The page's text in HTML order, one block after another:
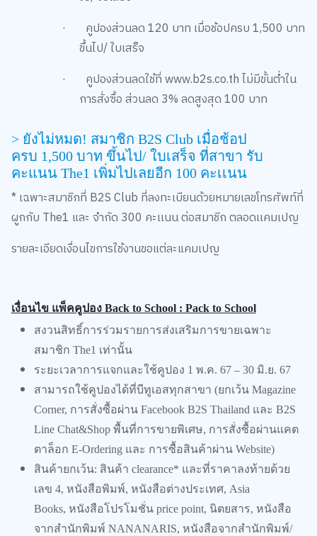
·
คูปองส่วนลด120 บาท เมื่อช้อปครบ1,500 บาท
ขึ้นไป/ ใบเสร็จ
·
คูปองส่วนลดใช้ที่www.b2s.co.thไม่มีขั้นต่ำใน
การสั่งซื้อ ส่วนลด 3%ลดสูงสุด100 บาท
> ยังไม่หมด! สมาชิก B2S Club เมื่อช้อป
ครบ 1,500บาท ขึ้นไป/ ใบเสร็จ ที่สาขา รับ
คะแนน The1 เพิ่มไปเลยอีก 100คะเเนน
*เฉพาะสมาชิกที่ B2S Club ที่ลงทะเบียนด้วยหมายเลขโทรศัพท์ที่
ผูกกับ The1 และ จำกัด 300 คะเเนน ต่อสมาชิก ตลอดเเคมเปญ
รายละเอียดเงื่อนไขการใช้งานขอแต่ละแคมเปญ
เงื่อนไข แพ็คคูปอง Back to School : Pack to School
สงวนสิทธิ์การร่วมรายการส่งเสริมการขายเฉพาะ
สมาชิก The1 เท่านั้น
ระยะเวลาการแจกและใช้คูปอง 1 พ.ค. 67 – 30มิ.ย. 67
สามารถใช้คูปองได้ที่บีทูเอสทุกสาขา (ยกเว้น Magazine
Corner, การสั่งซื้อผ่าน Facebook B2S Thailand และ B2S
Line Chat&Shop พื้นที่การขายพิเศษ, การสั่งซื้อผ่านแคต
ตาล็อก E-Ordering และ การซื้อสินค้าผ่าน Website)
สินค้ายกเว้น: สินค้า clearance* และที่ราคาลงท้ายด้วย
เลข 4, หนังสือพิมพ์, หนังสือต่างประเทศ, Asia
Books, หนังสือโปรโมชั่น price point, นิตยสาร, หนังสือ
จากสำนักพิมพ์ NANANARIS, หนังสือจากสำนักพิมพ์/